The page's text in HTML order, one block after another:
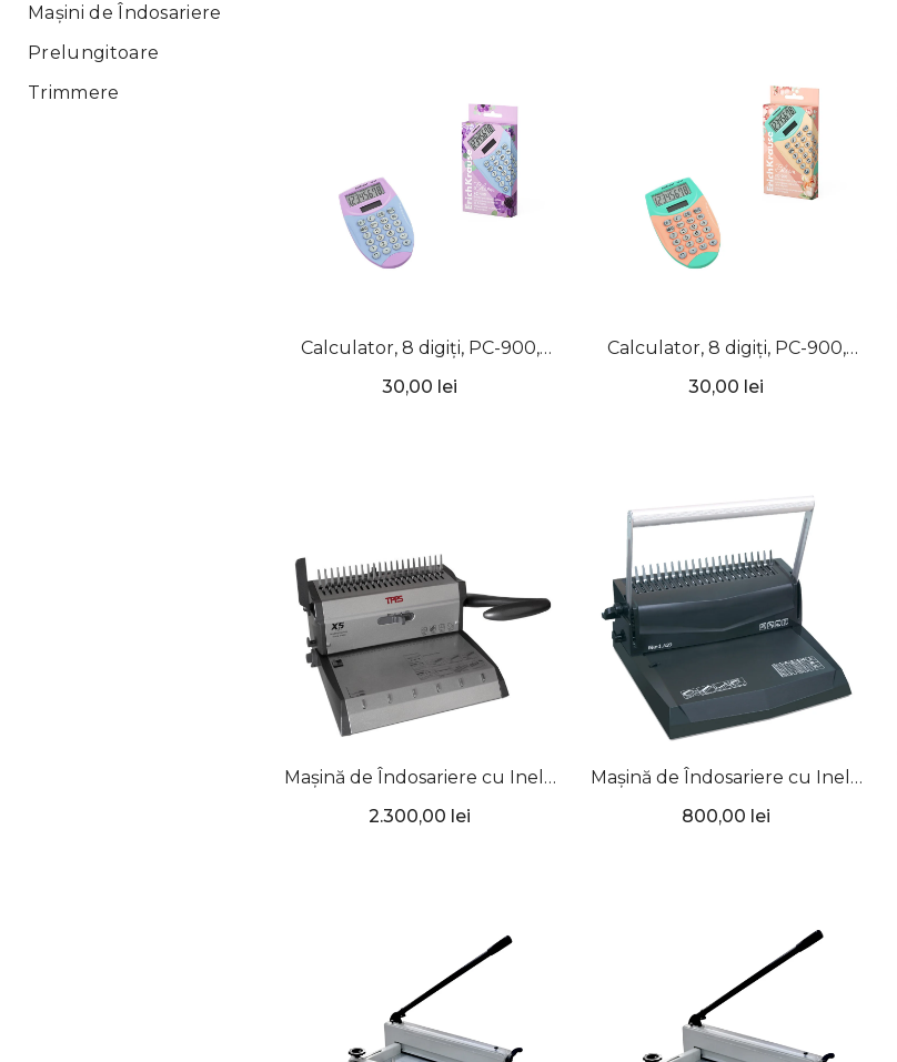
Mașini de Îndosariere
Prelungitoare
Trimmere
Calculator, 8 digiți, PC-900,
Mov, ErichKrause
30,00 lei
Calculator, 8 digiți, PC-900,
Verde, ErichKrause
30,00 lei
Mașină de Îndosariere cu Inele
din Metal + Plastic, X5, TPPS
2.300,00 lei
Mașină de Îndosariere cu Inele
din Plastic, iBind A20, TPPS
800,00 lei